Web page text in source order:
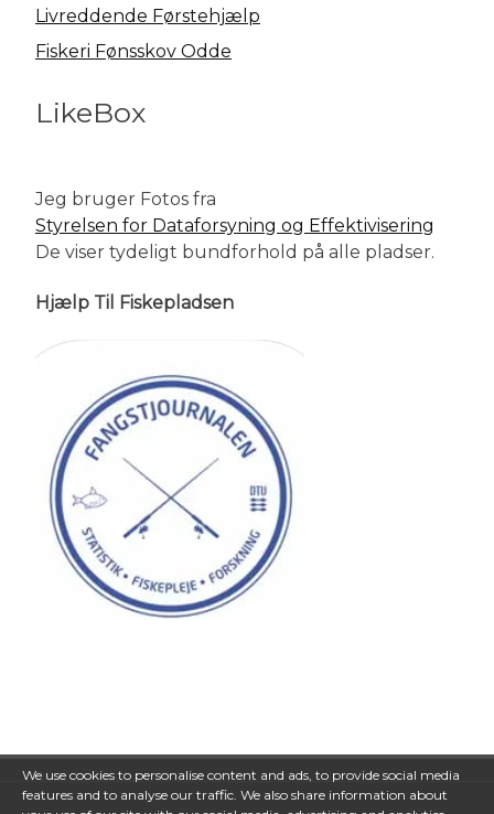
Livreddende Førstehjælp
Fiskeri Fønsskov Odde
LikeBox
Jeg bruger Fotos fra
Styrelsen for Dataforsyning og Effektivisering
De viser tydeligt bundforhold på alle pladser.
Hjælp Til Fiskepladsen
We use cookies to personalise content and ads, to provide social media
features and to analyse our traffic. We also share information about